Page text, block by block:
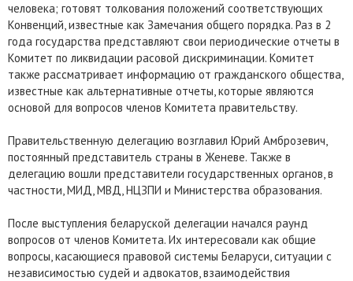
человека; готовят толкования положений соответствующих
Конвенций, известные как Замечания общего порядка. Раз в 2
года государства представляют свои периодические отчеты в
Комитет по ликвидации расовой дискриминации. Комитет
также рассматривает информацию от гражданского общества,
известные как альтернативные отчеты, которые являются
основой для вопросов членов Комитета правительству.
Правительственную делегацию возглавил Юрий Амброзевич,
постоянный представитель страны в Женеве. Также в
делегацию вошли представители государственных органов, в
частности, МИД, МВД, НЦЗПИ и Министерства образования.
После выступления беларуской делегации начался раунд
вопросов от членов Комитета. Их интересовали как общие
вопросы, касающиеся правовой системы Беларуси, ситуации с
независимостью судей и адвокатов, взаимодействия